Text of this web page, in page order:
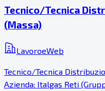
Tecnico/Tecnica
(Massa)
LavoroeWeb
Tecnico/Tecnica
Azienda: Italgas Reti